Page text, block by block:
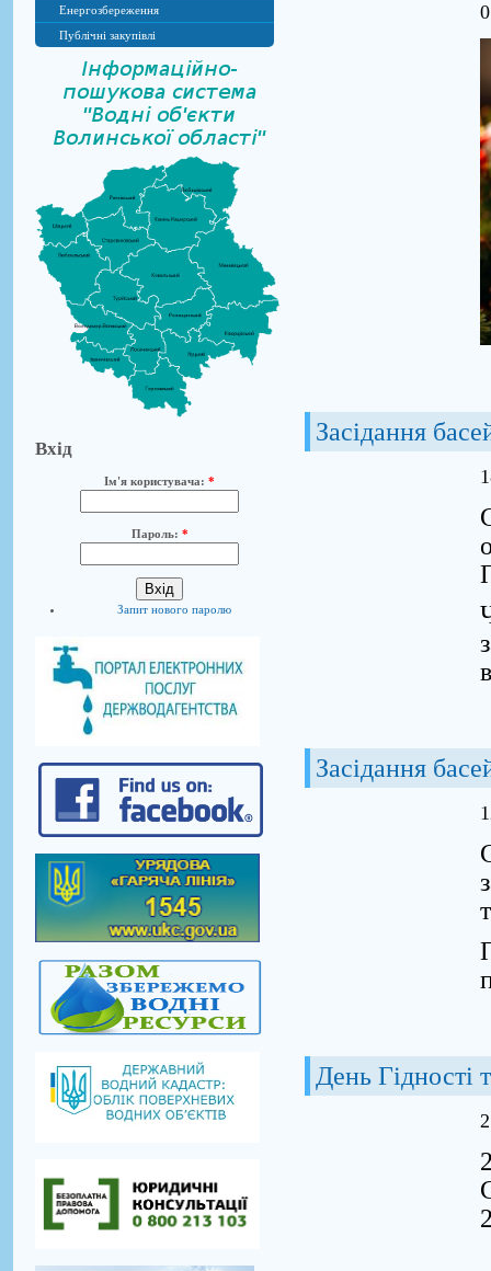
Енергозбереження
Публічні закупівлі
Вхід
Ім'я користувача: *
Пароль: *
Запит нового паролю
Засідання
Засідання
День Гідності